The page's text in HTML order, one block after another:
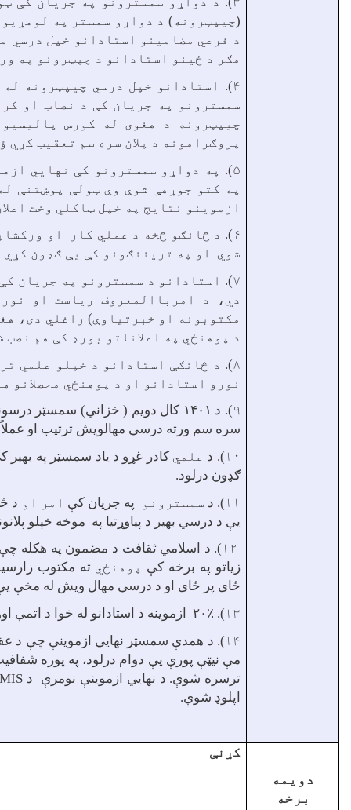
(چیپټرونه) د دواړو سمستر په
د فرعي مضامينو استادانو خپل درسي
مګر د ځینو استادانو د چپټرونو په
۴). استادانو خپل درسي چیپټرونه
سمسترونو په جریان کې د نصاب او
چیپټرونه د هغوی له کورس
پروګرامونه د پلان سره سم تعقيب کړي
۵). په دواړو سمسترونو کې نهايي ازموين
په کتو جوړهې شوې وې ټولې پوښتنې
ازموينو نتایج په خپل ټاکلي وخت
۶). د څانګ
و څخه د عملي کار او
شوي او په تريننګونو کې يې ګډون کړي
۷). استادانو
د سمسترونو
په جريان
دي، د امرباالمعروف رياست او
مکتوبونه او خبرتیاوې) راغلي دی،
د پوهنځي په اعلاناتو بور‌‌‌ډ کې هم نصب
۸). د څانګې استادانو د خپلو علمي
نورو استادانو او د پوهنځي محصلانو
۹).
د ۱۴۰۱ کال دویم ( خزاني) سمسټر
سره سم ورته درسي مهالویش ترتیب او
۱۰).
د علميکادر غړو د یاد سمسټر په بهیر
ګډون درلود.
۱۱).
د سمسترونو په جریان کې امر او د
یې د درسي بهیر د پیاوړتیا په موخه خپلو
۱۲).
د اسلامي ثقافت د مضمون په هکله
زیاتو په برخه کې پوهنځي ته مکتوب
ځای پر ځای او د درسي مهال ویش له مخې
۱۳).
۲۰٪ ازموینه د استادانو له خوا د اتمې اوونۍ په پای کې له زده کړیالانو څخه واخیستل شوه.
۱۴).
مې نیټې پورې يې دوام درلود، په پوره
ترسره شوې. د نهایي ازموینې نومرې د
اپلوډ شوې.
دويمه
برخه
کړنې